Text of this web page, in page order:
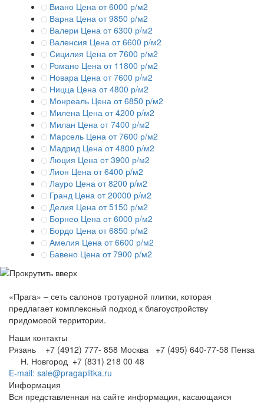
Виано Цена от 6000 р/м2
Варна Цена от 9850 р/м2
Валери Цена от 6300 р/м2
Валенсия Цена от 6600 р/м2
Сицилия Цена от 7600 р/м2
Романо Цена от 11800 р/м2
Новара Цена от 7600 р/м2
Ницца Цена от 4800 р/м2
Монреаль Цена от 6850 р/м2
Милена Цена от 4200 р/м2
Милан Цена от 7400 р/м2
Марсель Цена от 7600 р/м2
Мадрид Цена от 4800 р/м2
Люция Цена от 3900 р/м2
Лион Цена от 6400 р/м2
Лауро Цена от 8200 р/м2
Гранд Цена от 20000 р/м2
Делия Цена от 5150 р/м2
Борнео Цена от 6000 р/м2
Бордо Цена от 6850 р/м2
Амелия Цена от 6600 р/м2
Бавено Цена от 7900 р/м2
«Прага» – сеть салонов тротуарной плитки, которая
предлагает комплексный подход к благоустройству
придомовой территории.
Наши контакты
Рязань +7 (4912) 777- 858 Москва +7 (495) 640-77-58 Пенза
Н. Новгород +7 (831) 218 00 48
E-mail: sale@pragaplitka.ru
Информация
Вся представленная на сайте информация, касающаяся